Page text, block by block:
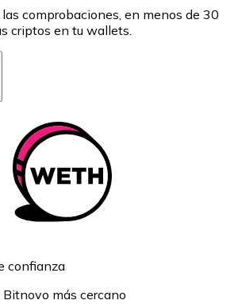
comprobaciones, en menos de 30
criptos en tu wallets.
confianza
más cercano